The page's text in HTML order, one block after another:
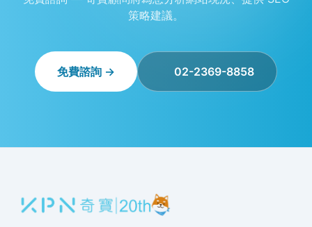
策略建議。
免費諮詢 → 02-2369-8858